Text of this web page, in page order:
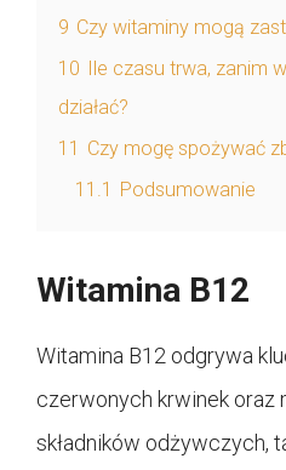
9 Czy witaminy mogą
10 Ile czasu trwa, zanim
działać?
11 Czy mogę spożywać
11.1 Podsumowanie
Witamina B12
Witamina B12 odgrywa
czerwonych krwinek oraz
składników odżywczych,